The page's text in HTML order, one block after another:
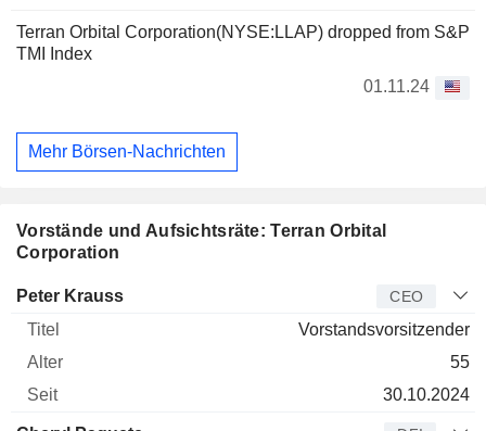
Terran Orbital Corporation(NYSE:LLAP) dropped from S&P
TMI Index
01.11.24
Mehr Börsen-Nachrichten
Vorstände und Aufsichtsräte: Terran Orbital
Corporation
Manager Titel
Peter Krauss CEO
Vorstandsvorsitzender
55
30.10.2024